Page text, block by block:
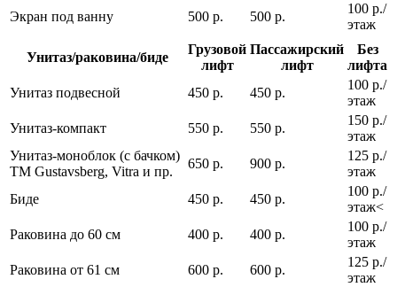
Экран под ванну
500 р. 500 р.
100 р./
этаж
Унитаз/раковина/биде
Грузовой
лифт
Пассажирский
лифт
Без
лифта
Унитаз подвесной
450 р. 450 р.
100 р./
этаж
Унитаз-компакт
550 р. 550 р.
150 р./
этаж
Унитаз-моноблок (с бачком)
ТМ Gustavsberg, Vitra и пр.
650 р. 900 р.
125 р./
этаж
Биде
450 р. 450 р.
100 р./
этаж<
Раковина до 60 см
400 р. 400 р.
100 р./
этаж
Раковина от 61 см
600 р. 600 р.
125 р./
этаж